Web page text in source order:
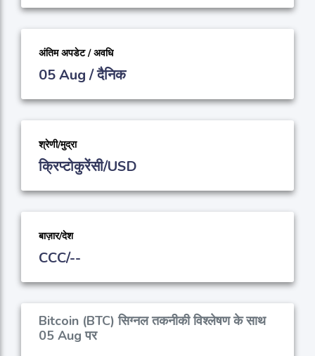
अंतिम अपडेट / अवधि
05 Aug / दैनिक
श्रेणी/मुद्रा
क्रिप्टोकुरेंसी/USD
बाज़ार/देश
CCC/--
Bitcoin (BTC) सिग्नल तकनीकी विश्लेषण के साथ
05 Aug पर